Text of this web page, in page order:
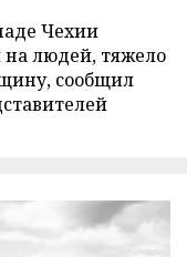
Чехии
людей, тяжело
сообщил